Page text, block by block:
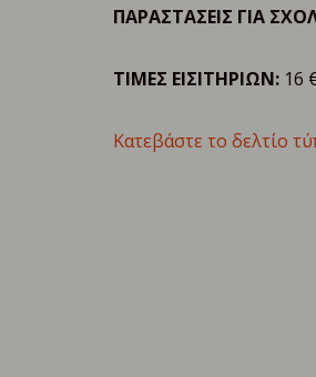
ΠΑΡΑΣΤΑΣΕΙΣ ΓΙΑ
ΤΙΜΕΣ ΕΙΣΙΤΗΡΙΩΝ: 16
Κατεβάστε το δελτίο